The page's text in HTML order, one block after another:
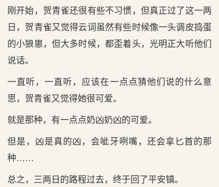
刚开始，贺青雀还很有些不习惯，但真正过了这一两
日，贺青雀又觉得云词虽然有些时候像一头调皮捣蛋
的小狼崽，但大多时候，都歪着头，光明正大听他们
说话。
一直听，一直听，应该在一点点猜他们说的什么意
思，贺青雀又觉得她很可爱。
就是那种，有一点点奶凶奶凶的可爱。
但是，凶是真的凶，会呲牙咧嘴，还会拿匕首的那
种……
总之，三两日的路程过去，终于回了平安镇。